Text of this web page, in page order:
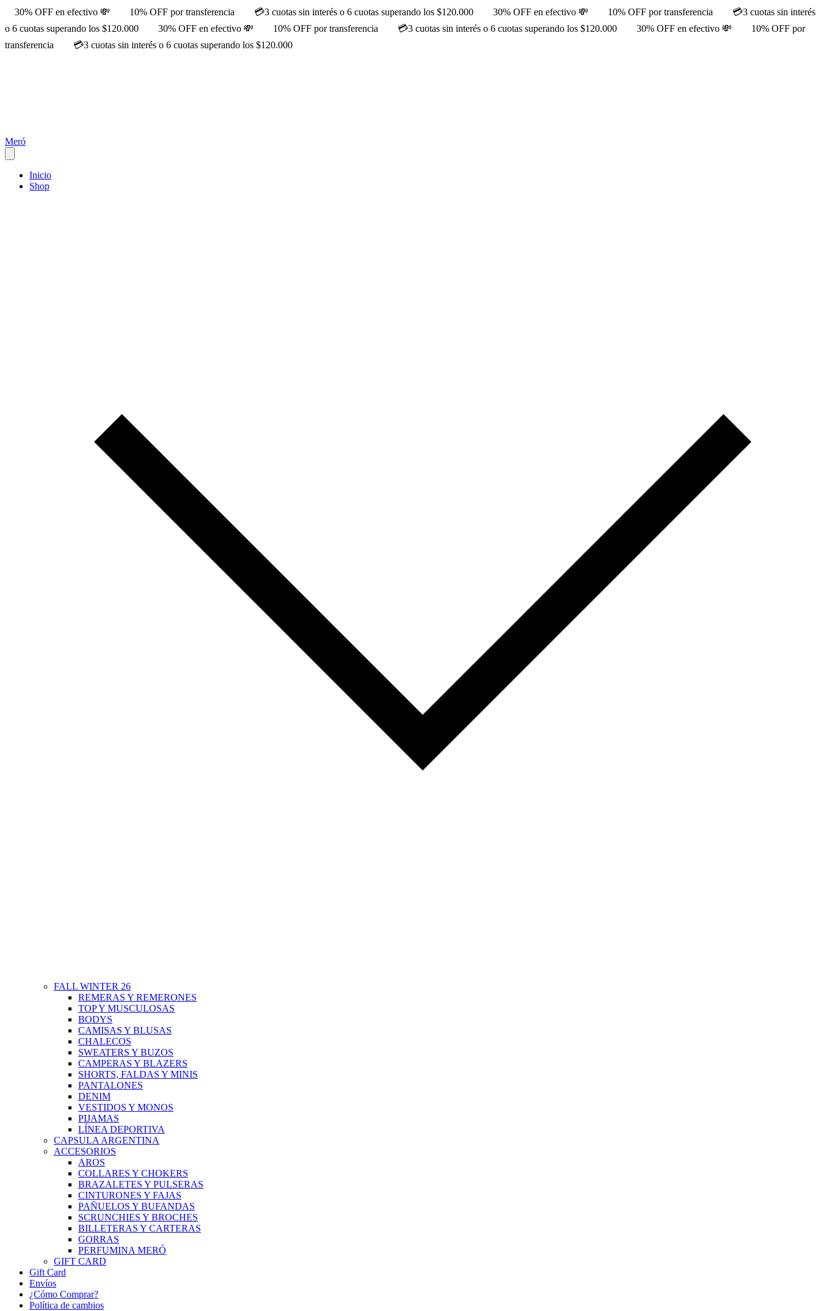
30% OFF en efectivo 💸 10% OFF por transferencia 💳3 cuotas sin interés o 6 cuotas superando los $120.000 30% OFF en efectivo 💸 10% OFF por transferencia
💳3 cuotas sin interés
o 6 cuotas superando los $120.000
30% OFF en efectivo 💸 10% OFF por transferencia 💳3 cuotas sin interés o 6 cuotas superando los $120.000 30% OFF en efectivo 💸
10% OFF por
transferencia
💳3 cuotas sin interés o 6 cuotas superando los $120.000
Meró
Inicio
Shop
FALL WINTER 26
REMERAS Y REMERONES
TOP Y MUSCULOSAS
BODYS
CAMISAS Y BLUSAS
CHALECOS
SWEATERS Y BUZOS
CAMPERAS Y BLAZERS
SHORTS, FALDAS Y MINIS
PANTALONES
DENIM
VESTIDOS Y MONOS
PIJAMAS
LÍNEA DEPORTIVA
CAPSULA ARGENTINA
ACCESORIOS
AROS
COLLARES Y CHOKERS
BRAZALETES Y PULSERAS
CINTURONES Y FAJAS
PAÑUELOS Y BUFANDAS
SCRUNCHIES Y BROCHES
BILLETERAS Y CARTERAS
GORRAS
PERFUMINA MERÓ
GIFT CARD
Gift Card
Envíos
¿Cómo Comprar?
Política de cambios